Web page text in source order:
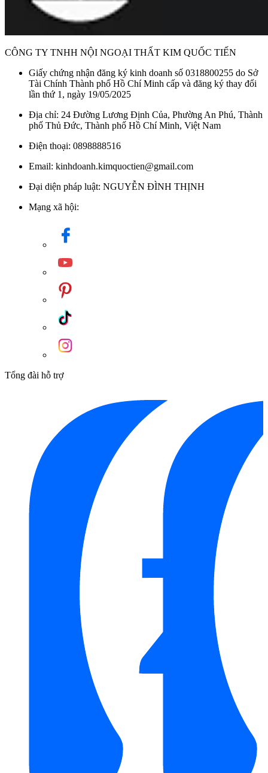
CÔNG TY TNHH NỘI NGOẠI THẤT KIM QUỐC TIẾN
Giấy chứng nhận đăng ký kinh doanh số 0318800255 do Sở
Tài Chính Thành phố Hồ Chí Minh cấp và đăng ký thay đổi
lần thứ 1, ngày 19/05/2025
Địa chỉ: 24 Đường Lương Định Của, Phường An Phú, Thành
phố Thủ Đức, Thành phố Hồ Chí Minh, Việt Nam
Điện thoại: 0898888516
Email: kinhdoanh.kimquoctien@gmail.com
Đại diện pháp luật: NGUYỄN ĐÌNH THỊNH
Mạng xã hội:
Tổng đài hỗ trợ